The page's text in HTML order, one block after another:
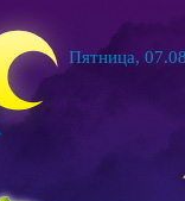
Пятница,